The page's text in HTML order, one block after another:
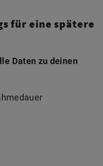
für eine spätere
Daten zu deinen